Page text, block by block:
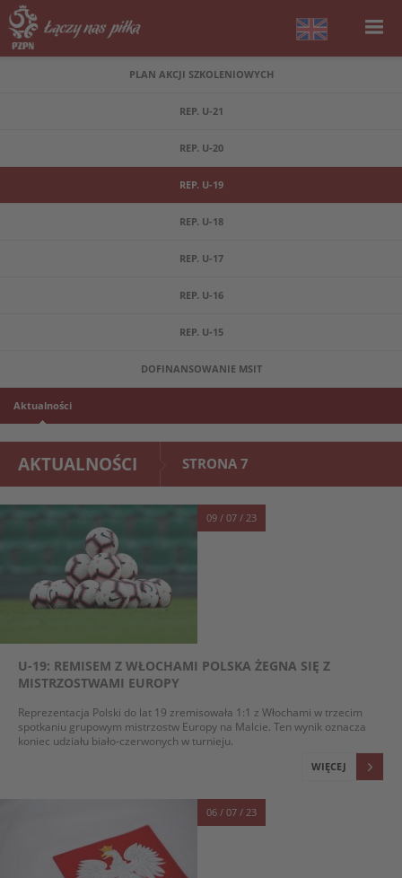
PLAN AKCJI SZKOLENIOWYCH
REP. U-21
REP. U-20
REP. U-19
REP. U-18
REP. U-17
REP. U-16
REP. U-15
DOFINANSOWANIE MSIT
Aktualności
AKTUALNOŚCI STRONA 7
09 / 07 / 23
U-19: REMISEM Z WŁOCHAMI POLSKA ŻEGNA SIĘ Z
MISTRZOSTWAMI EUROPY
Reprezentacja Polski do lat 19 zremisowała 1:1 z Włochami w trzecim
spotkaniu grupowym mistrzostw Europy na Malcie. Ten wynik oznacza
koniec udziału biało-czerwonych w turnieju.
WIĘCEJ
06 / 07 / 23